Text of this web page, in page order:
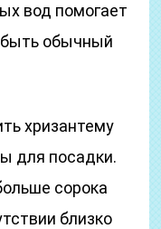
вод помогает
обычный
хризантему
для посадки.
сорока
близко